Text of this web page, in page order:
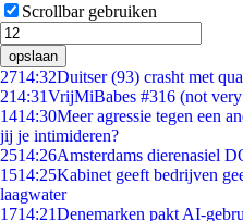
Scrollbar gebruiken
opslaan
2714:32Duitser (93) crasht met
214:31VrijMiBabes #316 (not
1414:30Meer agressie tegen een
jij je intimideren?
2514:26Amsterdams dierenasiel
1514:25Kabinet geeft bedrijven
laagwater
1714:21Denemarken pakt AI-